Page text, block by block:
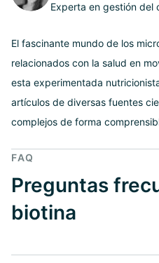
Experta en gestión del
El fascinante mundo de los
relacionados con la salud en
esta experimentada
artículos de diversas fuentes
complejos de forma
FAQ
Preguntas
biotina